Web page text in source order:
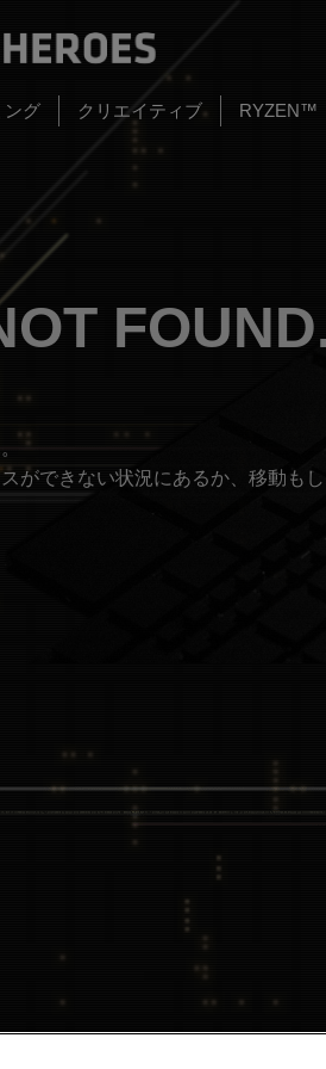
ング クリエイティブ RYZEN™
ができない状況にあるか、移動も